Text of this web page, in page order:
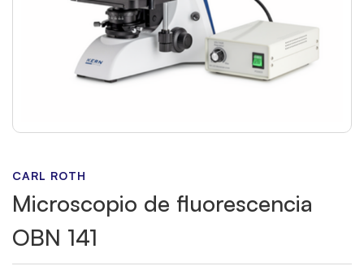
CARL ROTH
Microscopio de fluorescencia
OBN 141